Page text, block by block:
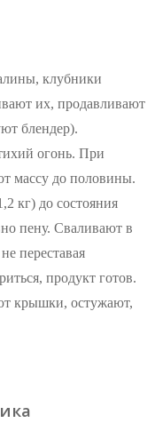
клубники
их, продавливают
блендер).
огонь. При
массу до половины.
кг) до состояния
пену. Сваливают в
переставая
продукт готов.
крышки, остужают,